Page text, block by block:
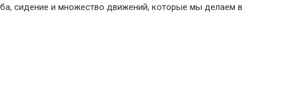
сидение и множество движений, которые мы делаем в